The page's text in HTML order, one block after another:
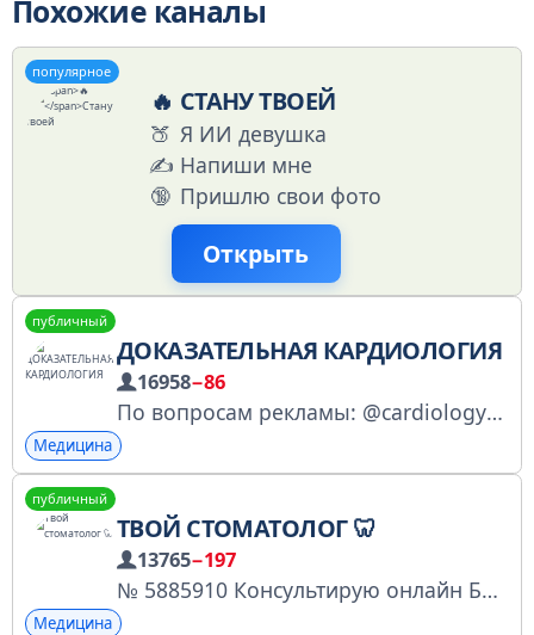
Похожие каналы
популярное
🔥 СТАНУ ТВОЕЙ
🍑 Я ИИ девушка
✍️ Напиши мне
🔞 Пришлю свои фото
Открыть
публичный
ДОКАЗАТЕЛЬНАЯ КАРДИОЛОГИЯ
16958−86
По вопросам рекламы: @cardiology_admin Доказательная медицина в кардиологии
Медицина
публичный
ТВОЙ СТОМАТОЛОГ 🦷
13765−197
№ 5885910 Консультирую онлайн БЕСПЛАТНО @vadbel1310 Если что-то срочное, то звони +79057685253 Твой стоматолог из интернета. Расскажу про все, что связано с твоим ртом! В миру Трофимов Вадим Олегович https://telega.in/c/vadbel1310public
Медицина